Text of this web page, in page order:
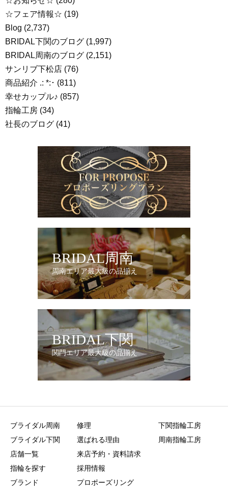
☆フェア情報☆ (19)
Blog (2,737)
BRIDAL下関のブログ (1,997)
BRIDAL周南のブログ (2,151)
サンリブ下松店 (76)
商品紹介 .: *:･ (811)
幸せカップル♪ (857)
指輪工房 (34)
社長のブログ (41)
BRIDAL周南
周南エリア最大級の品揃え
BRIDAL下関
関門エリア最大級の品揃え
ブライダル周南
ブライダル下関
店舗一覧
指輪を探す
ブランド
修理
選ばれる理由
来店予約・資料請求
採用情報
プロポーズリング
下関指輪工房
周南指輪工房